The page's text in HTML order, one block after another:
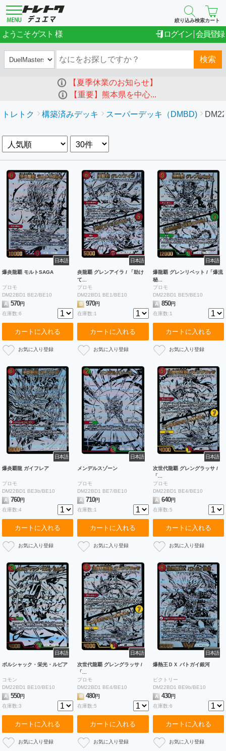
絞り込み検索カート
ようこそゲスト ログイン 会員登録
検索
【夏季休業のお知らせ】
【重要】熊本県を中心...
トレトク 構築済みデッキ スーパーデッキ（DMBD)
日本語
爆炎龍覇 モルトSAGA
プロモ
DM22BD1 BE2/BE10
A
570円
在庫数:6
カートに入れる
日本語
炎龍覇 グレンアイラ / 「助け
て...
プロモ
DM22BD1 BE1/BE10
B
970円
在庫数:1
カートに入れる
日本語
爆龍覇 グレンリベット /「爆流
秘...
プロモ
DM22BD1 BE5/BE10
A 850円
在庫数:1
カートに入れる
日本語
爆炎覇龍 ガイフレア
プロモ
DM22BD1 BE3b/BE10
A
760円
在庫数:4
カートに入れる
日本語
メンデルスゾーン
プロモ
DM22BD1 BE7/BE10
A
710円
在庫数:1
カートに入れる
日本語
次世代龍覇 グレングラッサ /
「...
プロモ
DM22BD1 BE4/BE10
A 640円
在庫数:5
カートに入れる
日本語
ボルシャック・栄光・ルピア
コモン
DM22BD1 BE10/BE10
A
550円
在庫数:3
カートに入れる
日本語
次世代龍覇 グレングラッサ /
「...
プロモ
DM22BD1 BE4/BE10
B
480円
在庫数:5
カートに入れる
日本語
爆熱王ＤＸ バトガイ銀河
ビクトリー
DM22BD1 BE9b/BE10
A 430円
在庫数:6
カートに入れる